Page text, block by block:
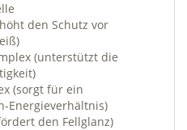
den Schutz vor
(unterstützt die
(sorgt für ein
Energieverhältnis)
den Fellglanz)